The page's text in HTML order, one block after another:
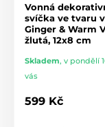
Vonná
svíčka ve tvaru
Ginger & Warm
žlutá, 12x8 cm
Skladem, v pondělí
vás
599 Kč